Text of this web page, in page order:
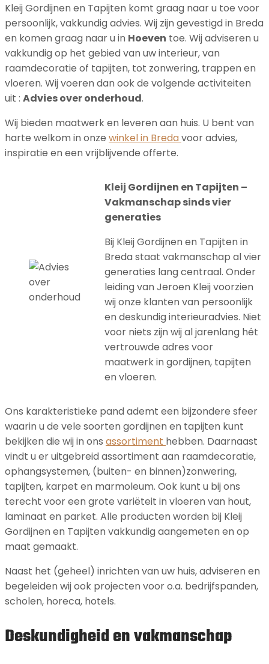
Kleij Gordijnen en Tapijten komt graag naar u toe voor
persoonlijk, vakkundig advies. Wij zijn gevestigd in Breda
en komen graag naar u in Hoeven toe. Wij adviseren u
vakkundig op het gebied van uw interieur, van
raamdecoratie of tapijten, tot zonwering, trappen en
vloeren. Wij voeren dan ook de volgende activiteiten
uit : Advies over onderhoud.
Wij bieden maatwerk en leveren aan huis. U bent van
harte welkom in onze winkel in Bredavoor advies,
inspiratie en een vrijblijvende offerte.
Kleij Gordijnen en Tapijten –
Vakmanschap sinds vier
generaties
Bij Kleij Gordijnen en Tapijten in
Breda staat vakmanschap al vier
generaties lang centraal. Onder
leiding van Jeroen Kleij voorzien
wij onze klanten van persoonlijk
en deskundig interieuradvies. Niet
voor niets zijn wij al jarenlang hét
vertrouwde adres voor
maatwerk in gordijnen, tapijten
en vloeren.
Ons karakteristieke pand ademt een bijzondere sfeer
waarin u de vele soorten gordijnen en tapijten kunt
bekijken die wij in ons assortiment hebben. Daarnaast
vindt u er uitgebreid assortiment aan raamdecoratie,
ophangsystemen, (buiten- en binnen)zonwering,
tapijten, karpet en marmoleum. Ook kunt u bij ons
terecht voor een grote variëteit in vloeren van hout,
laminaat en parket. Alle producten worden bij Kleij
Gordijnen en Tapijten vakkundig aangemeten en op
maat gemaakt.
Naast het (geheel) inrichten van uw huis, adviseren en
begeleiden wij ook projecten voor o.a. bedrijfspanden,
scholen, horeca, hotels.
Deskundigheid en vakmanschap